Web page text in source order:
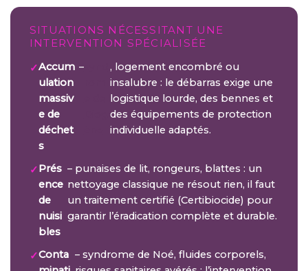
SITUATIONS NÉCESSITANT UNE
INTERVENTION SPÉCIALISÉE
Accum
ulation
massiv
e de
déchet
s
–synd
, logement encombré ou
insalubre : le débarras exige une
logistique lourde, des bennes et
des équipements de protection
individuelle adaptés.
Prés
ence
de
nuisi
bles
– punaises de lit, rongeurs, blattes : un
nettoyage classique ne résout rien, il faut
un traitement certifié (Certibiocide) pour
garantir l’éradication complète et durable.
Conta – syndrome de Noé, fluides corporels,